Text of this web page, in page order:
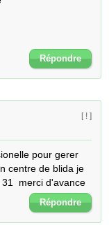
Répondre
[ ! ]
pour gerer
centre de blida je
merci d'avance
Répondre